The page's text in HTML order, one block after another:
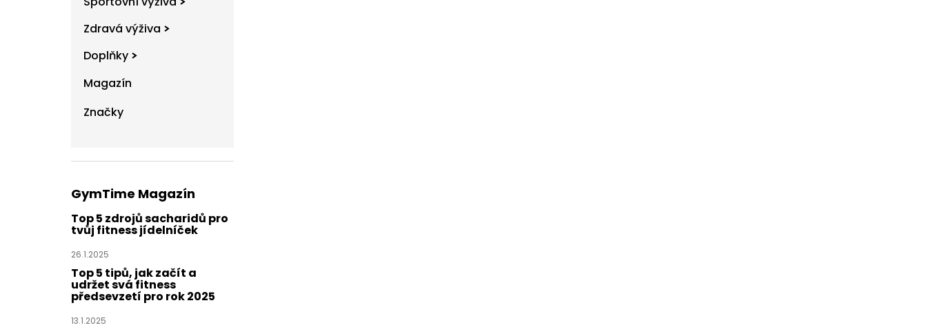
Zdravá výživa
Doplňky
Magazín
Značky
GymTime Magazín
Top 5 zdrojů sacharidů pro
tvůj fitness jídelníček
26.1.2025
Top 5 tipů, jak začít a
udržet svá fitness
předsevzetí pro rok 2025
13.1.2025